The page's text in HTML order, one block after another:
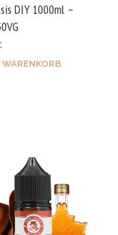
DIY 1000ml –
WARENKORB